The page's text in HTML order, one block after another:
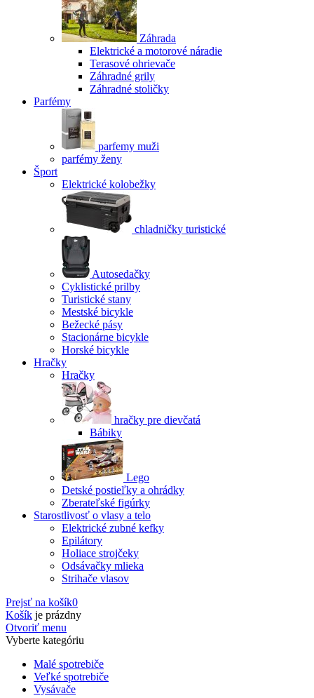
Záhrada
Elektrické a motorové náradie
Terasové ohrievače
Záhradné grily
Záhradné stoličky
Parfémy
parfemy muži
parfémy ženy
Šport
Elektrické kolobežky
chladničky turistické
Autosedačky
Cyklistické prilby
Turistické stany
Mestské bicykle
Bežecké pásy
Stacionárne bicykle
Horské bicykle
Hračky
Hračky
hračky pre dievčatá
Bábiky
Lego
Detské postieľky a ohrádky
Zberateľské figúrky
Starostlivosť o vlasy a telo
Elektrické zubné kefky
Epilátory
Holiace strojčeky
Odsávačky mlieka
Strihače vlasov
Prejsť na košík0
Košík je prázdny
Otvoriť menu
Vyberte kategóriu
Malé spotrebiče
Veľké spotrebiče
Vysávače